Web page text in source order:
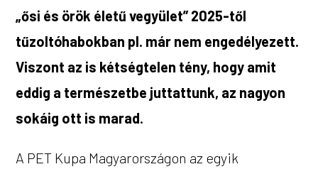
„ősi és örök életű vegyület” 2025-től
tűzoltóhabokban pl. már nem engedélyezett.
Viszont az is kétségtelen tény, hogy amit
eddig a természetbe juttattunk, az nagyon
sokáig ott is marad.
A PET Kupa Magyarországon az egyik